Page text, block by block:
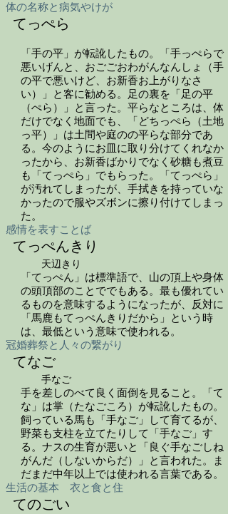
体の名称と病気やけが
てっぺら
「手の平」が転訛したもの。「手っぺらで
悪いげんと、おごごおわがんなんしょ（手
の平で悪いけど、お新香お上がりなさ
い）」と客に勧める。足の裏を「足の平
（ぺら）」と言った。平らなところは、体
だけでなく地面でも、「どちっぺら（土地
っ平）」は土間や庭のの平らな部分であ
る。今のようにお皿に取り分けてくれなか
ったから、お新香ばかりでなく砂糖も煮豆
も「てっぺら」でもらった。「てっぺら」
が汚れてしまったが、手拭きを持っていな
かったので服やズボンに擦り付けてしまっ
た。
感情を表すことば
てっぺんきり
天辺きり
「てっぺん」は標準語で、山の頂上や身体
の頭頂部のことででもある。最も優れてい
るものを意味するようになったが、反対に
「馬鹿もてっぺんきりだから」という時
は、最低という意味で使われる。
冠婚葬祭と人々の繋がり
てなご
手なご
手を差しのべて良く面倒を見ること。「て
な」は掌（たなごころ）が転訛したもの。
飼っている馬も「手なご」して育てるが、
野菜も支柱を立てたりして「手なご」す
る。ナスの生育が悪いと「良ぐ手なごしね
がんだ（しないからだ）」と言われた。ま
だまだ中年以上では使われる言葉である。
生活の基本 衣と食と住
てのごい